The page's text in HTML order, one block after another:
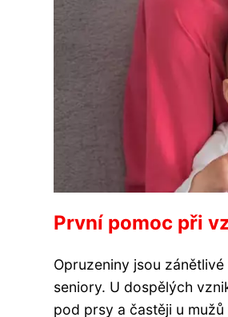
První pomoc při
Opruzeniny jsou
seniory. U dospělých
pod prsy a častěji u